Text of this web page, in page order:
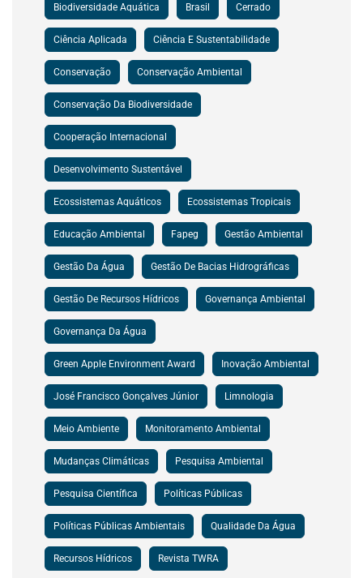
Biodiversidade Aquática Brasil Cerrado
Ciência Aplicada Ciência E Sustentabilidade
Conservação Conservação Ambiental
Conservação Da Biodiversidade
Cooperação Internacional
Desenvolvimento Sustentável
Ecossistemas Aquáticos Ecossistemas Tropicais
Educação Ambiental Fapeg Gestão Ambiental
Gestão Da Água Gestão De Bacias Hidrográficas
Gestão De Recursos Hídricos Governança Ambiental
Governança Da Água
Green Apple Environment Award Inovação Ambiental
José Francisco Gonçalves Júnior Limnologia
Meio Ambiente Monitoramento Ambiental
Mudanças Climáticas Pesquisa Ambiental
Pesquisa Científica Políticas Públicas
Políticas Públicas Ambientais Qualidade Da Água
Recursos Hídricos Revista TWRA